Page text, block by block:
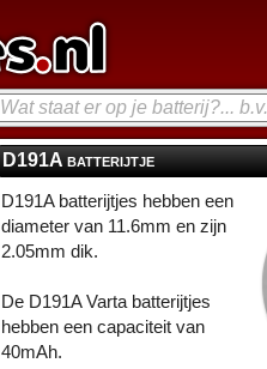
D191A batterijtje
D191A batterijtjes hebben een
diameter van 11.6mm en zijn
2.05mm dik.
De D191A Varta batterijtjes
hebben een capaciteit van
40mAh.